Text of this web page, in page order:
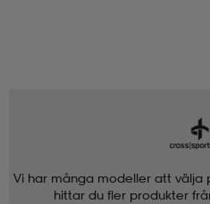
Vi har många modeller att välja
hittar du fler produkter